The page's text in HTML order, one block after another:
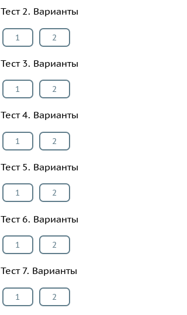
Тест 2. Варианты
1 2
Тест 3. Варианты
1 2
Тест 4. Варианты
1 2
Тест 5. Варианты
1 2
Тест 6. Варианты
1 2
Тест 7. Варианты
1 2